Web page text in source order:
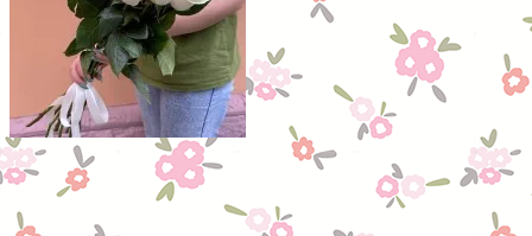
избранное сравнить